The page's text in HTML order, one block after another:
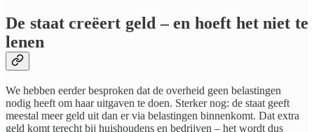
De staat creëert geld – en hoeft het niet te
lenen
We hebben eerder besproken dat de overheid geen belastingen
nodig heeft om haar uitgaven te doen. Sterker nog: de staat geeft
meestal meer geld uit dan er via belastingen binnenkomt. Dat extra
geld komt terecht bij huishoudens en bedrijven – het wordt dus